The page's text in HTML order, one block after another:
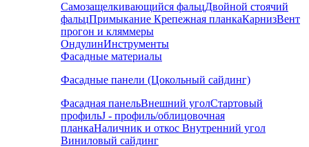
Самозащелкивающийся фальцДвойной стоячий
фальцПримыкание Крепежная планкаКарнизВент
прогон и кляммеры
ОндулинИнструменты
Фасадные материалы
Фасадные панели (Цокольный сайдинг)
Фасадная панельВнешний уголСтартовый
профильJ - профиль/облицовочная
планкаНаличник и откос Внутренний угол
Виниловый сайдинг